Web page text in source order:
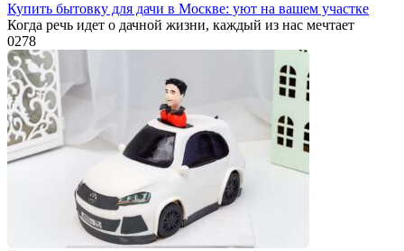
Купить бытовку для дачи в Москве: уют на вашем участке
Когда речь идет о дачной жизни, каждый из нас мечтает
0278